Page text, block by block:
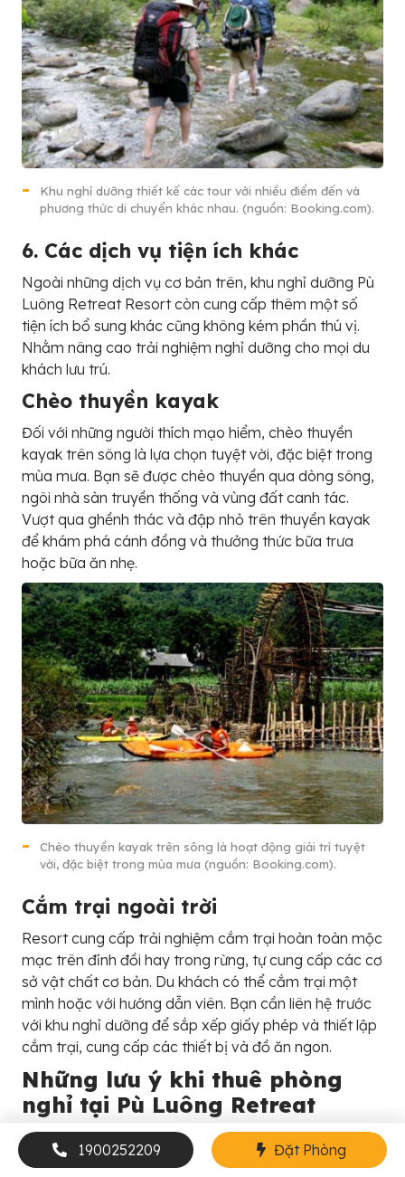
Khu nghỉ dưỡng thiết kế các tour với nhiều điểm đến và
phương thức di chuyển khác nhau. (nguồn: Booking.com).
6. Các dịch vụ tiện ích khác
Ngoài những dịch vụ cơ bản trên, khu nghỉ dưỡng Pù
Luông Retreat Resort còn cung cấp thêm một số
tiện ích bổ sung khác cũng không kém phần thú vị.
Nhằm nâng cao trải nghiệm nghỉ dưỡng cho mọi du
khách lưu trú.
Chèo thuyền kayak
Đối với những người thích mạo hiểm, chèo thuyền
kayak trên sông là lựa chọn tuyệt vời, đặc biệt trong
mùa mưa. Bạn sẽ được chèo thuyền qua dòng sông,
ngôi nhà sàn truyền thống và vùng đất canh tác.
Vượt qua ghềnh thác và đập nhỏ trên thuyền kayak
để khám phá cánh đồng và thưởng thức bữa trưa
hoặc bữa ăn nhẹ.
Chèo thuyền kayak trên sông là hoạt động giải trí tuyệt
vời, đặc biệt trong mùa mưa (nguồn: Booking.com).
Cắm trại ngoài trời
Resort cung cấp trải nghiệm cắm trại hoàn toàn mộc
mạc trên đỉnh đồi hay trong rừng, tự cung cấp các cơ
sở vật chất cơ bản. Du khách có thể cắm trại một
mình hoặc với hướng dẫn viên. Bạn cần liên hệ trước
với khu nghỉ dưỡng để sắp xếp giấy phép và thiết lập
cắm trại, cung cấp các thiết bị và đồ ăn ngon.
Những lưu ý khi thuê phòng
nghỉ tại Pù Luông Retreat
Resort
Pù Luông Retreat Resort có những chính sách và lưu
1900252209 Đặt Phòng